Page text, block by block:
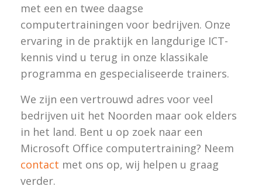
met een en twee daagse
computertrainingen voor bedrijven. Onze
ervaring in de praktijk en langdurige ICT-
kennis vind u terug in onze klassikale
programma en gespecialiseerde trainers.
We zijn een vertrouwd adres voor veel
bedrijven uit het Noorden maar ook elders
in het land. Bent u op zoek naar een
Microsoft Office computertraining? Neem
contact met ons op, wij helpen u graag
verder.